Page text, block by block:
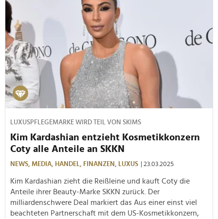
LUXUSPFLEGEMARKE WIRD TEIL VON SKIMS
Kim Kardashian entzieht Kosmetikkonzern
Coty alle Anteile an SKKN
NEWS, MEDIA, HANDEL, FINANZEN, LUXUS | 23.03.2025
Kim Kardashian zieht die Reißleine und kauft Coty die
Anteile ihrer Beauty-Marke SKKN zurück. Der
milliardenschwere Deal markiert das Aus einer einst viel
beachteten Partnerschaft mit dem US-Kosmetikkonzern,